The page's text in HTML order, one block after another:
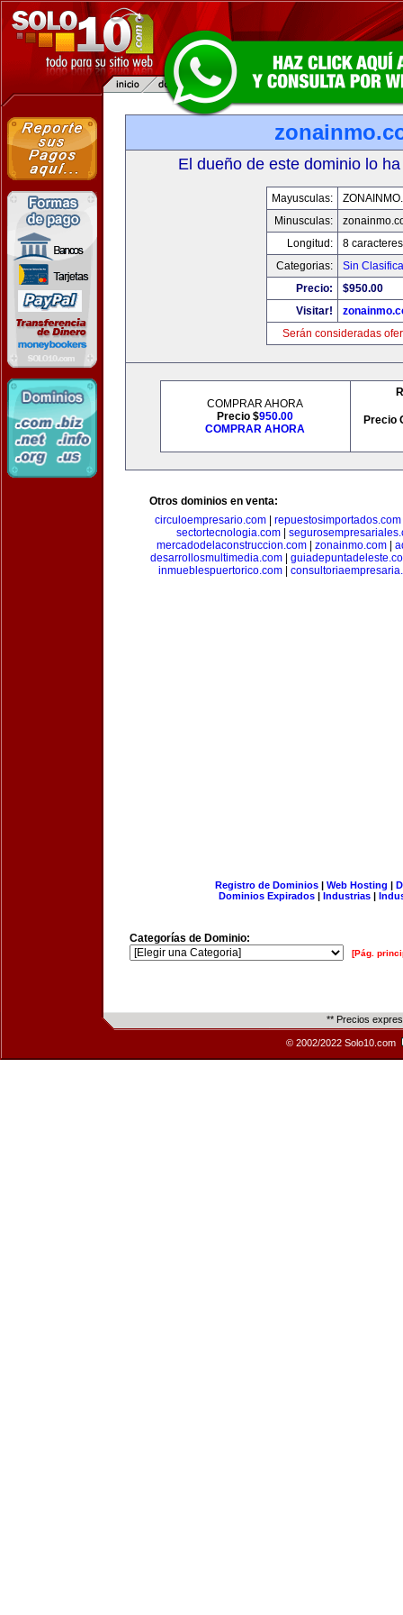
El dueño de este dominio lo
Mayusculas:
Minusculas:
Longitud:
8 caracteres
Categorias:
Sin
Precio:
$950.00
Visitar!
Serán consideradas
COMPRAR AHORA
Precio $950.00
COMPRAR AHORA
Precio
Otros dominios en venta:
circuloempresario.com| repuestosimportados.com
sectortecnologia.com
mercadodelaconstruccion.com
zonainmo.com
desarrollosmultimedia.com
inmueblespuertorico.com
Registro de Dominios| Web Hosting |
Dominios Expirados | Industrias |
Categorías de Dominio:
[Pág.
** Precios
© 2002/2022 Solo10.com